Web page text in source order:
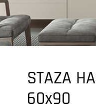
STAZA
60x90